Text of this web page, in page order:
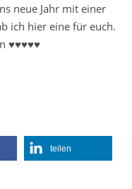
neue Jahr mit einer
ich hier eine für euch.
♥♥♥♥♥
teilen